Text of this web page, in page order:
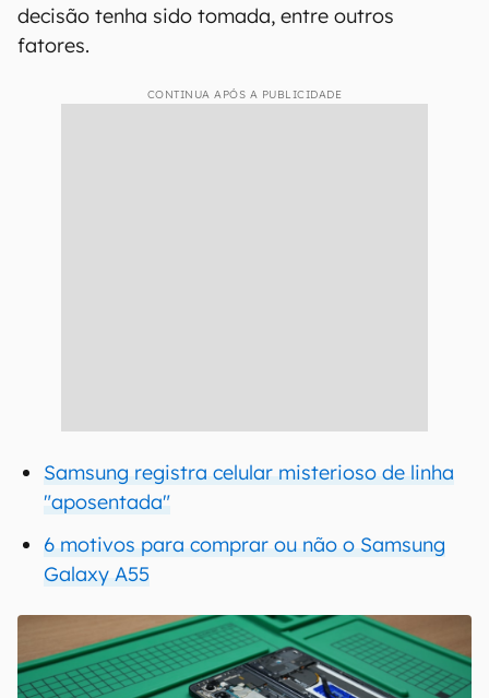
decisão tenha sido tomada, entre outros
fatores.
CONTINUA APÓS A PUBLICIDADE
Samsung registra celular misterioso de linha
"aposentada"
6 motivos para comprar ou não o Samsung
Galaxy A55